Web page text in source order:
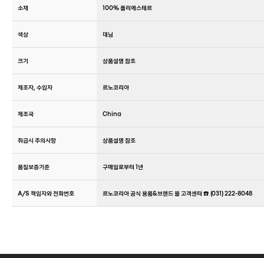
소재 100% 폴리에스테르
색상 데님
크기 상품설명 참조
제조자, 수입자 르노코리아
제조국 China
취급시 주의사항 상품설명 참조
품질보증기준 구매일로부터 1년
A/S 책임자와 전화번호 르노코리아 공식 용품&브랜드 몰 고객센터 ☎️ (031) 222-8048